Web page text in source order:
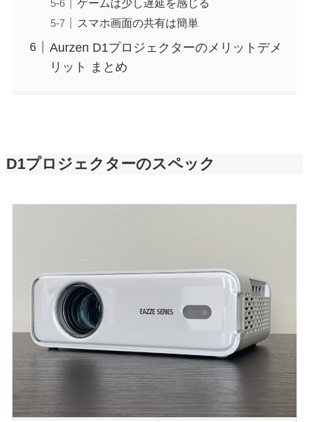
ゲームは少し遅延を感じる
スマホ画面の共有は簡単
Aurzen D1プロジェクターのメリットデメ
リット まとめ
D1プロジェクターのスペック